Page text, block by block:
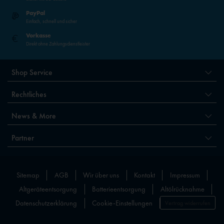
PayPal
Einfach, schnell und sicher
Vorkasse
Direkt ohne Zahlungsdienstleister
Shop Service
Rechtliches
News & More
Partner
Sitemap AGB Wir über uns Kontakt
Impressum
Altgeräteentsorgung
Batterieentsorgung
Altölrücknahme
Datenschutzerklärung
Cookie-Einstellungen